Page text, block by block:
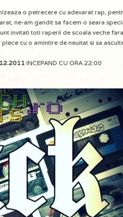
o petrecere cu adevarat rap,
ne-am gandit sa facem o seara
invitati toti raperii de scoala veche
cu o amintire de neuitat si sa
INCEPAND CU ORA 22:00